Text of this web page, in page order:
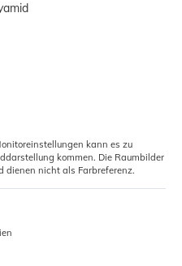
kann es zu
kommen. Die Raumbilder
dienen nicht als Farbreferenz.